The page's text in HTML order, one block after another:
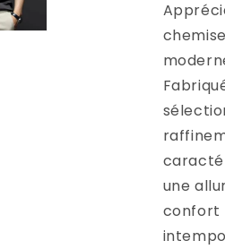
une
confort